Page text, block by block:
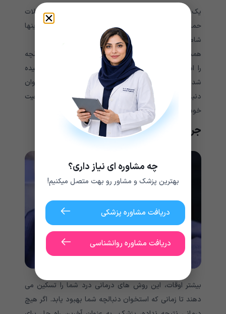
یک فیزیوتراپیست می تواند تمریناتی را برای تقویت عضلات
حمایت کننده از استخوان دنبالچه به شما آموزش دهد. اینها
شامل عضلات معده و کف لگن شما هستند.
همچنین می توانید تکنیکی به نام دستکاری استخوان دنبالچه
را امتحان کنید. این زمانی است که پزشک انگشت پوشیده
شده با دستکش را در راست روده شما فرو کرده و استخوان
دنبالچه را به عقب و جلو منتقل می کند تا دوباره به موقعیت
خود برگرداند.
جراحی برای درمان درد استخوان دنبالچه
بیشتر اوقات، این روش های درمانی درد شما را تسکین می
دهند تا زمانی که استخوان دنبالچه شما بهبود یابد. اگر هیچ
چه مشاوره ای نیاز داری؟
بهترین پزشک و مشاور رو بهت متصل میکنیم!
دریافت مشاوره پزشکی
دریافت مشاوره روانشناسی